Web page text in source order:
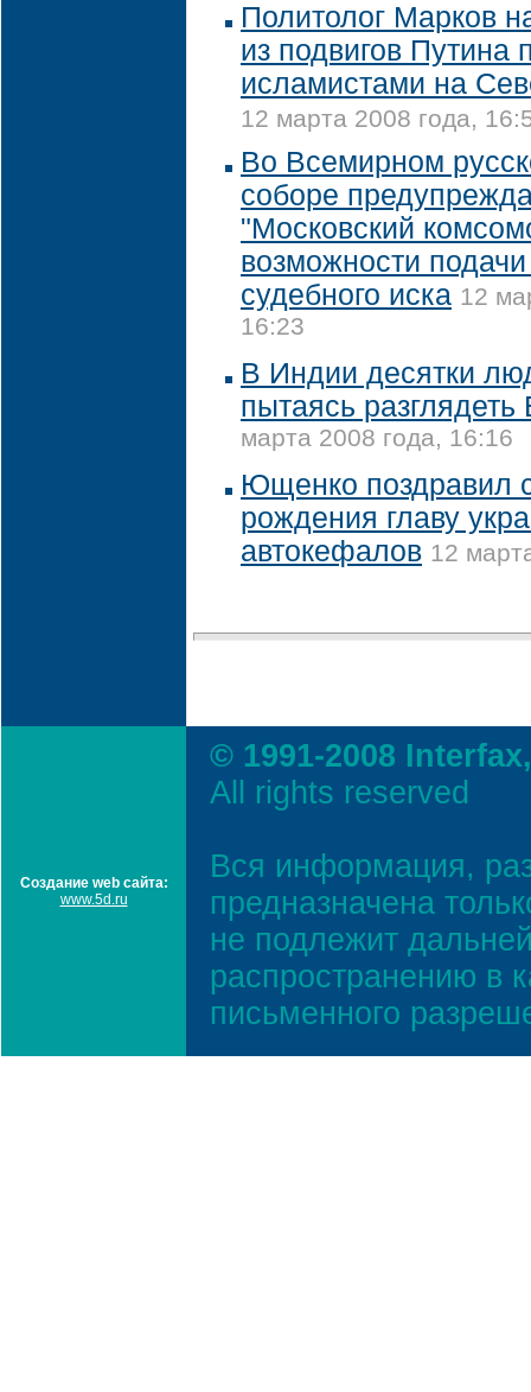
Политолог Марков
из подвигов Путина
исламистами на
12 марта 2008 года,
Во Всемирном
соборе
"Московский
возможности подачи
судебного иска 12
16:23
В Индии десятки
пытаясь разглядеть
марта 2008 года, 16:16
Ющенко поздравил
рождения главу
автокефалов 12
Создание web сайта:
www.5d.ru
© 1991-2008
All rights reserved
Вся информация,
предназначена
не подлежит
распространению в
письменного